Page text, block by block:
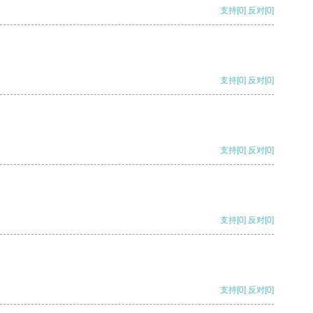
支持[0] 反对[0]
支持[0] 反对[0]
支持[0] 反对[0]
支持[0] 反对[0]
支持[0] 反对[0]